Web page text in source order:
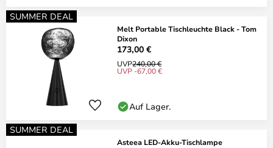
SUMMER DEAL
Melt Portable Tischleuchte Black - Tom
Dixon
173,00 €
UVP240,00 €
UVP -67,00 €
Auf Lager.
SUMMER DEAL
Asteea LED-Akku-Tischlampe